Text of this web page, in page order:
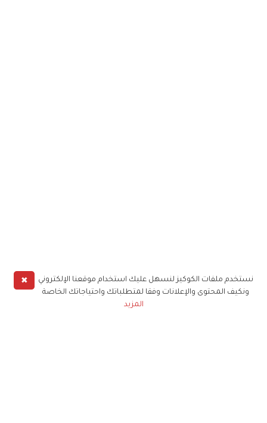
✖
نستخدم ملفات الكوكيز لنسهل عليك استخدام موقعنا الإلكتروني
ونكيف المحتوى والإعلانات وفقا لمتطلباتك واحتياجاتك الخاصة
المزيد